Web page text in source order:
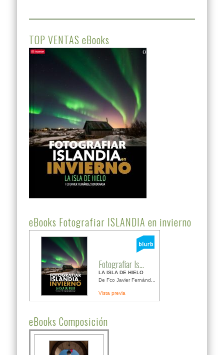
TOP VENTAS eBooks
eBooks Fotografiar ISLANDIA en invierno
Fotografiar Is...
LA ISLA DE HIELO
De Fco Javier Fernánd...
Vista previa
eBooks Composición